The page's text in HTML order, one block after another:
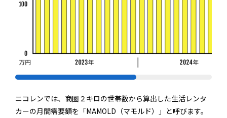
ニコレンでは、商圏２キロの世帯数から算出した生活レンタ
カーの月間需要額を「MAMOLD（マモルド）」と呼びます。